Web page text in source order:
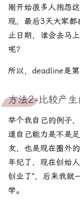
刚开始很多人抱怨
现，最后3天大家都
止日期，谁会去马
呢？
所以，deadline是第
方法2-比较产生
举个我自己的例子
道自己能力是不是
友，也是现在圈外
年纪了，现在创始
创业了"，后来我就
学。